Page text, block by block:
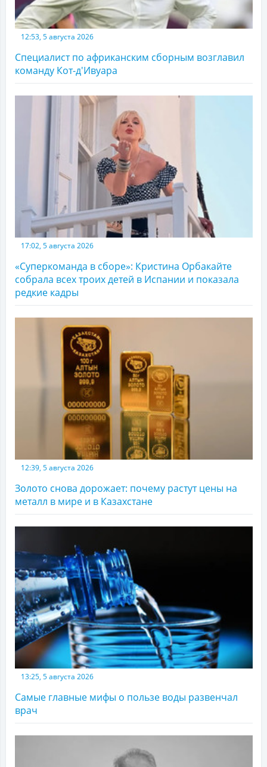
12:53, 5 августа 2026
Специалист по африканским сборным возглавил
команду Кот-д'Ивуара
17:02, 5 августа 2026
«Суперкоманда в сборе»: Кристина Орбакайте
собрала всех троих детей в Испании и показала
редкие кадры
12:39, 5 августа 2026
Золото снова дорожает: почему растут цены на
металл в мире и в Казахстане
13:25, 5 августа 2026
Самые главные мифы о пользе воды развенчал
врач